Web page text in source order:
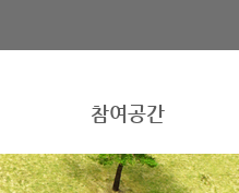
참여공간